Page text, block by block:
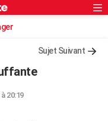
Sujet Suivant
20:19